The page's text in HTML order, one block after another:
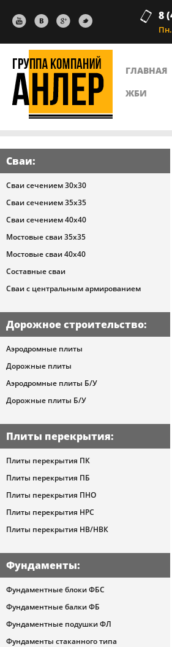
8
ГЛАВНАЯ
ЖБИ
Сваи:
Сваи сечением 30х30
Сваи сечением 35х35
Сваи сечением 40х40
Мостовые сваи 35х35
Мостовые сваи 40х40
Составные сваи
Сваи с центральным армированием
Дорожное строительство:
Аэродромные плиты
Дорожные плиты
Аэродромные плиты Б/У
Дорожные плиты Б/У
Плиты перекрытия:
Плиты перекрытия ПК
Плиты перекрытия ПБ
Плиты перекрытия ПНО
Плиты перекрытия НРС
Плиты перекрытия НВ/НВК
Фундаменты:
Фундаментные блоки ФБС
Фундаментные балки ФБ
Фундаментные подушки ФЛ
Фундаменты стаканного типа